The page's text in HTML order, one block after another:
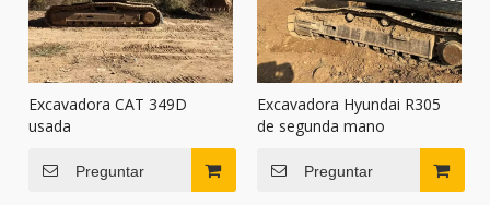
Excavadora CAT 349D
usada
Preguntar
Excavadora Hyundai R305
de segunda mano
Preguntar